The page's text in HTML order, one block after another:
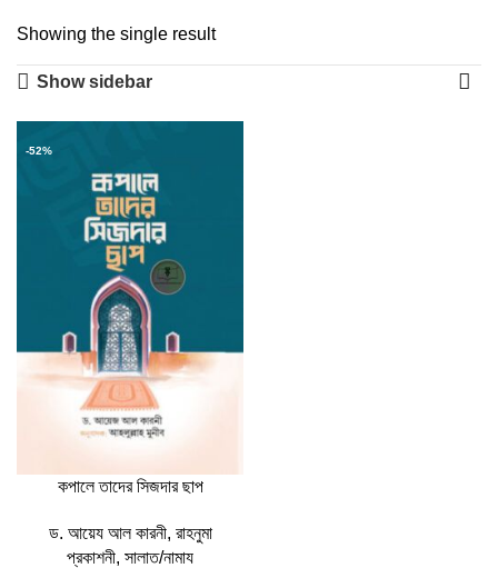
Showing the single result
Show sidebar
-52%
কপালে তাদের সিজদার ছাপ
ড. আয়েয আল কারনী, রাহনুমা
প্রকাশনী, সালাত/নামায